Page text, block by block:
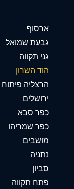
ארסוף
גבעת שמואל
גני תקווה
הוד השרון
הרצליה פיתוח
ירושלים
כפר סבא
כפר שמריהו
מושבים
נתניה
סביון
פתח תקווה